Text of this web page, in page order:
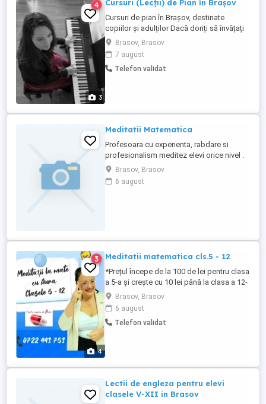
3
4 Cursuri (Lecții) de Pian în Brașov
Cursuri de pian în Brașov, destinate
copiilor și adulților Dacă doriți să învățați
să cântați la pian și aveți vârsta de minim 7
ani, vă aștept cu drag la ore. Numele meu
este Roxana B și predau pianul de peste
10 ani. În afară de predat, compun muzică
Brasov, Brasov
7 august
Telefon validat
Meditatii Matematica
Profesoara cu experienta, rabdare si
profesionalism meditez elevi orice nivel .
Pentru corigente, Bacalaureat fac
pregatire si in vacanta in regim intensiv .
La cerere meditatiile se pot face si online .
Brasov, Brasov
6 august
4
3 Meditatii matematica cls.5 - 12
*Prețul începe de la 100 de lei pentru clasa
a 5-a și crește cu 10 lei până la clasa a 12-
a și este pentru o ședință individuală de 2
ore Pentru recenzii vizitați pagina
Facebook: MeditatiilamatecuAura
Meditațiile constau în pregătire pentru
Brasov, Brasov
6 august
Telefon validat
Lectii de engleza pentru elevi
clasele V-XII in Brasov